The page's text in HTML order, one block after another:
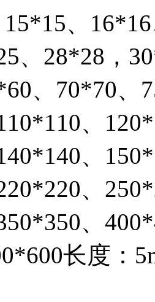
、16*16
、28*28，
、70*70、
、
、
、
、
长度：